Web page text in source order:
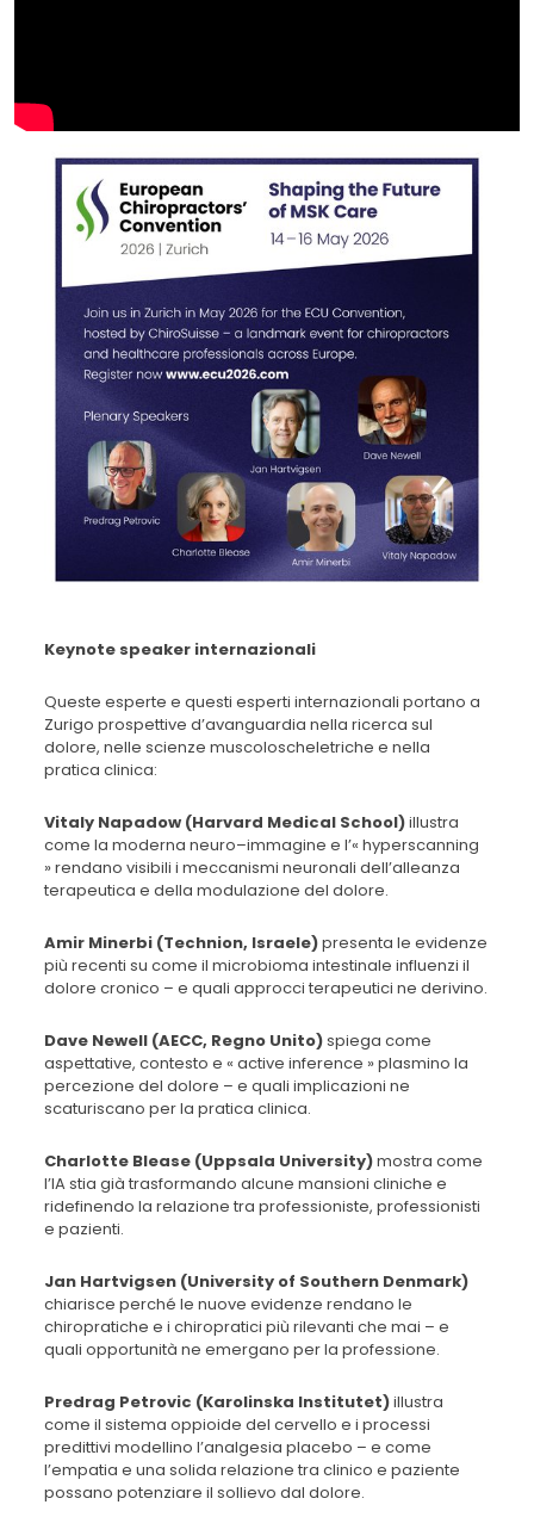
Keynote speaker internazionali
Queste esperte e questi esperti internazionali portano a
Zurigo prospettive d’avanguardia nella ricerca sul
dolore, nelle scienze muscoloscheletriche e nella
pratica clinica:
Vitaly Napadow (Harvard Medical School)illustra
come la moderna neuro–immagine e l’« hyperscanning
» rendano visibili i meccanismi neuronali dell’alleanza
terapeutica e della modulazione del dolore.
Amir Minerbi (Technion, Israele)presenta le evidenze
più recenti su come il microbioma intestinale influenzi il
dolore cronico – e quali approcci terapeutici ne derivino.
Dave Newell (AECC, Regno Unito)spiega come
aspettative, contesto e « active inference » plasmino la
percezione del dolore – e quali implicazioni ne
scaturiscano per la pratica clinica.
Charlotte Blease (Uppsala University)mostra come
l’IA stia già trasformando alcune mansioni cliniche e
ridefinendo la relazione tra professioniste, professionisti
e pazienti.
Jan Hartvigsen (University of Southern Denmark)
chiarisce perché le nuove evidenze rendano le
chiropratiche e i chiropratici più rilevanti che mai – e
quali opportunità ne emergano per la professione.
Predrag Petrovic (Karolinska Institutet)illustra
come il sistema oppioide del cervello e i processi
predittivi modellino l’analgesia placebo – e come
l’empatia e una solida relazione tra clinico e paziente
possano potenziare il sollievo dal dolore.